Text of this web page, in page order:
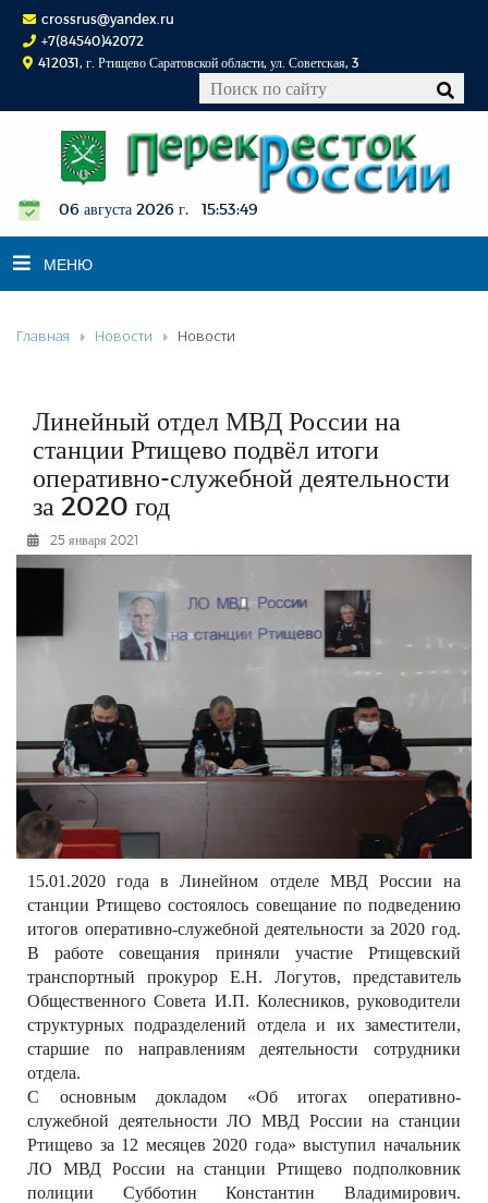
crossrus@yandex.ru
+7(84540)42072
412031, г. Ртищево Саратовской области, ул. Советская, 3
06 августа 2026 г. 15:53:50
МЕНЮ
НОВОСТИ
К СВЕДЕНИЮ
КОНКУРСЫ
ФОТОРЕПОРТАЖИ
РЕКЛАМОДАТЕЛЯМ
ОБЪЯВЛЕНИЯ
Главная Новости Новости
Линейный отдел МВД России на
станции Ртищево подвёл итоги
оперативно-служебной деятельности
за 2020 год
25 января 2021
15.01.2020 года в Линейном отделе МВД России на
станции Ртищево состоялось совещание по подведению
итогов оперативно-служебной деятельности за 2020 год.
В работе совещания приняли участие Ртищевский
транспортный прокурор Е.Н. Логутов, представитель
Общественного Совета И.П. Колесников, руководители
структурных подразделений отдела и их заместители,
старшие по направлениям деятельности сотрудники
отдела.
С основным докладом «Об итогах оперативно-
служебной деятельности ЛО МВД России на станции
Ртищево за 12 месяцев 2020 года» выступил начальник
ЛО МВД России на станции Ртищево подполковник
полиции Субботин Константин Владимирович.